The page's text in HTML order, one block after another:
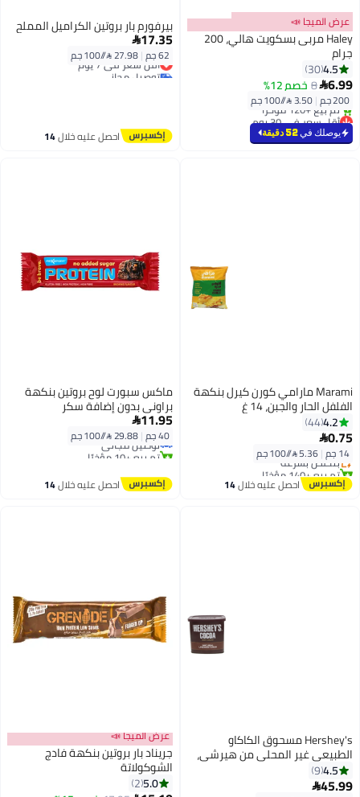
عرض الميجا 📣
Haley مربى بسكويت هالي، 200
جرام
4.5
30
6.99
8خصم 12%
200 جم |
أقل سعر في 30 يوم
بتخلّص بسرعة
تم بيع +120 مؤخرًا
يوصلك في52 دقيقة
بيرفورم بار بروتين الكراميل المملح
17.35
62 جم |27.98 /⁨/100 جم⁩
أقل سعر في 7 يوم
توصيل مجاني
أقل سعر في 7 يوم
احصل عليه خلال14
Marami مارامي كورن كيرل بنكهة
الفلفل الحار والجبن، 14 غ
4.2
44
0.75
14 جم |5.36 /⁨/100 جم⁩
أقل سعر في السنة
توصيل مجاني
بتخلّص بسرعة
تم بيع +140 مؤخرًا
أقل سعر في السنة
احصل عليه خلال14
ماكس سبورت لوح بروتين بنكهة
براوني بدون إضافة سكر
11.95
40 جم |29.88 /⁨/100 جم⁩
توصيل مجاني
تم بيع +10 مؤخرًا
توصيل مجاني
احصل عليه خلال14
Hershey's مسحوق الكاكاو
الطبيعي غير المحلى من هيرشي،
230 جرام4.5
9
45.99
عرض الميجا 📣
جريناد بار بروتين بنكهة فادج
الشوكولاتة
5.0
2